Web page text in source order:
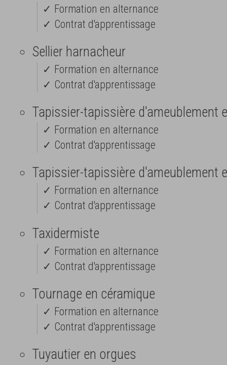
✓ Formation en alternance
✓ Contrat d'apprentissage
Sellier harnacheur
✓ Formation en alternance
✓ Contrat d'apprentissage
Tapissier-tapissière d'ameublement
✓ Formation en alternance
✓ Contrat d'apprentissage
Tapissier-tapissière d'ameublement
✓ Formation en alternance
✓ Contrat d'apprentissage
Taxidermiste
✓ Formation en alternance
✓ Contrat d'apprentissage
Tournage en céramique
✓ Formation en alternance
✓ Contrat d'apprentissage
Tuyautier en orgues